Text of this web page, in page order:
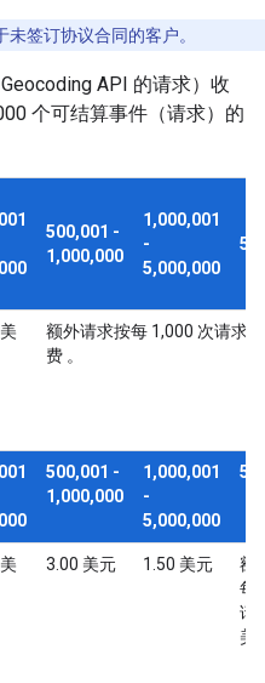
未签订协议合同的客户。
API 的请求）收
个可结算事件（请求）的
500,001 -
1,000,000
1,000,001
-
5,000,000
额外请求按每 1,000 次请求
费 。
500,001 -
1,000,000
1,000,001
-
5,000,000
3.00 美元 1.50 美元
额
每
请
美